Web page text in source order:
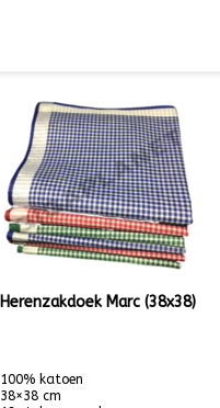
Herenzakdoek Marc (38x38)
100% katoen
38×38 cm